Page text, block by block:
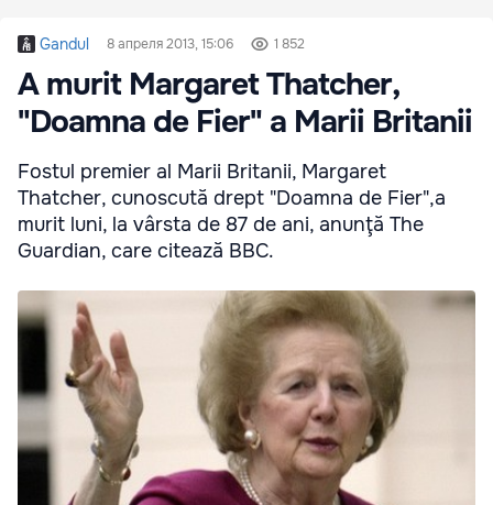
Gandul 8 апреля 2013, 15:06 1 852
A murit Margaret Thatcher,
"Doamna de Fier" a Marii Britanii
Fostul premier al Marii Britanii, Margaret
Thatcher, cunoscută drept "Doamna de Fier",a
murit luni, la vârsta de 87 de ani, anunţă The
Guardian, care citează BBC.